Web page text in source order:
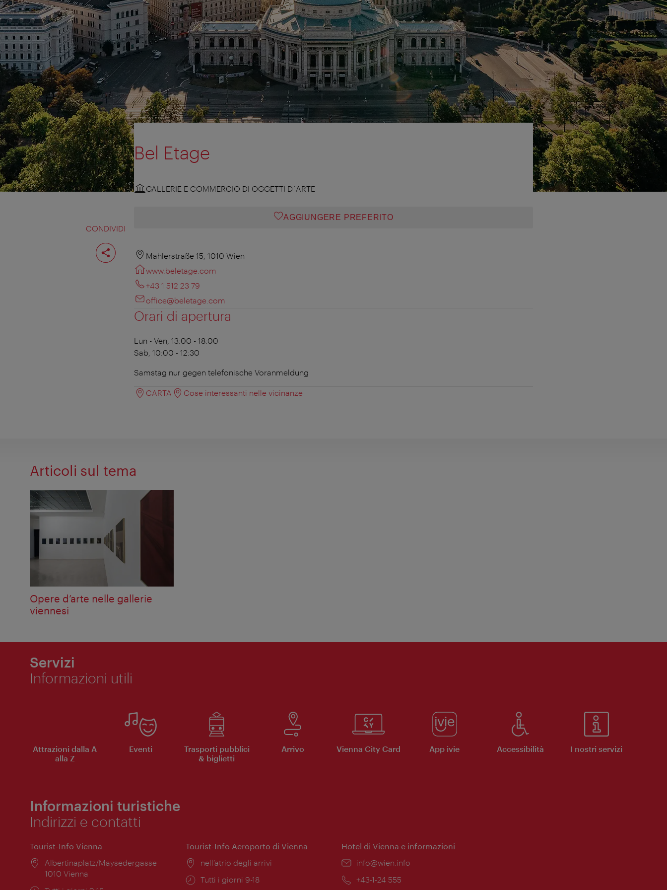
CONDIVIDI
Condividi
pagina
Bel Etage
GALLERIE E COMMERCIO DI OGGETTI D´ARTE
AGGIUNGERE PREFERITO
Mahlerstraße 15, 1010 Wien
www.beletage.com
+43 1 512 23 79
office@beletage.com
Orari di apertura
Lun - Ven, 13:00 - 18:00
Sab, 10:00 - 12:30
Samstag nur gegen telefonische Voranmeldung
CARTA Cose interessanti nelle vicinanze
Articoli sul tema
Opere d’arte nelle gallerie
viennesi
Servizi
Informazioni utili
Attrazioni dalla A
alla Z
Eventi
Trasporti pubblici
& biglietti
Arrivo Vienna City Card App ivie Accessibilità I nostri servizi
Informazioni turistiche
Indirizzi e contatti
Tourist-Info Vienna
Posizione:
Albertinaplatz/Maysedergasse
1010 Vienna
Tourist-Info Aeroporto di Vienna
Posizione:
nell’atrio degli arrivi
Orari
Tutti i giorni 9-18
Hotel di Vienna e informazioni
Email:
info@wien.info
Telefono:
+43-1-24 555